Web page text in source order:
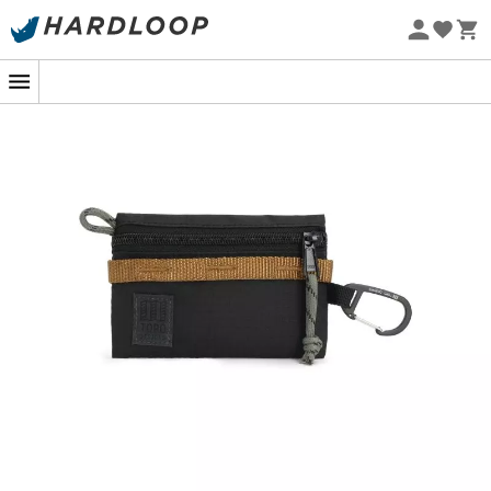
Promos d'été 🔥 -5 % EXTRA dès 2 produits* code Summer5
-5% Extra - Code Summer5